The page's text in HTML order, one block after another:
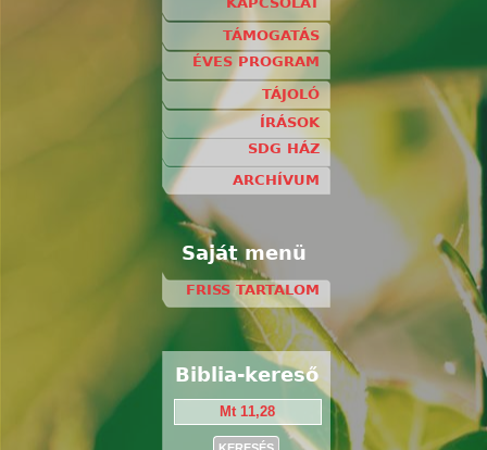
TÁMOGATÁS
ÉVES PROGRAM
TÁJOLÓ
ÍRÁSOK
SDG HÁZ
ARCHÍVUM
Saját menü
FRISS TARTALOM
Biblia-kereső